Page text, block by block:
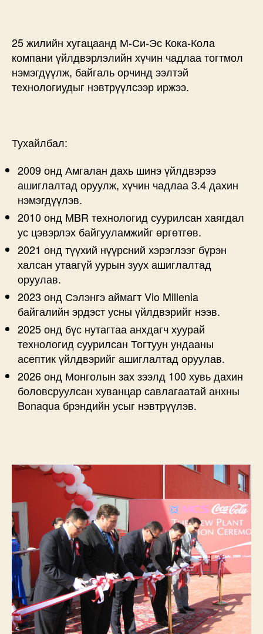
25 жилийн хугацаанд М-Си-Эс Кока-Кола
компани үйлдвэрлэлийн хүчин чадлаа тогтмол
нэмэгдүүлж, байгаль орчинд ээлтэй
технологиудыг нэвтрүүлсээр иржээ.
Тухайлбал:
2009 онд Амгалан дахь шинэ үйлдвэрээ
ашиглалтад оруулж, хүчин чадлаа 3.4 дахин
нэмэгдүүлэв.
2010 онд MBR технологид суурилсан хаягдал
ус цэвэрлэх байгууламжийг өргөтгөв.
2021 онд түүхий нүүрсний хэрэглээг бүрэн
халсан утаагүй уурын зуух ашиглалтад
оруулав.
2023 онд Сэлэнгэ аймагт Vio Millenia
байгалийн эрдэст усны үйлдвэрийг нээв.
2025 онд бүс нутагтаа анхдагч хуурай
технологид суурилсан Тогтуун ундааны
асептик үйлдвэрийг ашиглалтад оруулав.
2026 онд Монголын зах зээлд 100 хувь дахин
боловсруулсан хуванцар савлагаатай анхны
Bonaqua брэндийн усыг нэвтрүүлэв.